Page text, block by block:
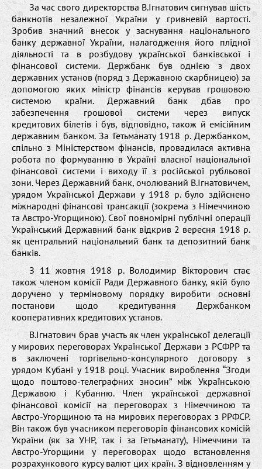
За час свого директорства В.Ігнатович сигнував шість
банкнотів незалежної України у гривневій вартості.
Зробив значний внесок у заснування національного
банку державної України, налагодження його плідної
діяльності та в розбудову української банківської і
фінансової системи. Держбанк був однією з двох
державних установ (поряд з Державною скарбницею) за
допомогою яких міністр фінансів керував грошовою
системою країни. Державний банк дбав про
забезпечення грошової системи через випуск
кредитових білетів і був, відповідно, також й емісійним
державним банком. За Гетьманату 1918 р. Держбанком,
спільно з Міністерством фінансів, провадилася активна
робота по формуванню в Україні власної національної
фінансової системи і виходу її з російської рубльової
зони. Через Державний банк, очолюваний В.Ігнатовичем,
урядом Української Держави у 1918 р. було здійснено
міжнародні фінансові трансакції (зокрема з Німеччиною
та Австро-Угорщиною). Свої повномірні публічні операції
Український Державний банк відкрив 2 вересня 1918 р.
як центральний національний банк та депозитний банк
банків.
З 11 жовтня 1918 р. Володимир Вікторович стає
також членом комісії Ради Державного банку, якій було
доручено у терміновому порядку виробити основні
постанови щодо кредитування Держбанком
кооперативних кредитових установ.
В.Ігнатович брав участь як член української делегації
у мирових переговорах Української Держави з РСФРР та
в заключені торгівельно-консулярного договору з
урядом Кубані у 1918 році. Учасник вироблення “Згоди
щодо поштово-телеграфних зносин” між Українською
Державою і Кубанню. Член української державної
фінансової комісії на переговорах з Німеччиною та
Австро-Угорщиною та на мирових переговорах з РРФСР.
Він також був учасником переговорів фінансових комісій
України (як за УНР, так і за Гетьманату), Німеччини та
Австро-Угорщини у переговорах щодо встановлення
розрахункового курсу валют цих країн. З відновленням у